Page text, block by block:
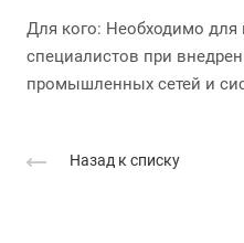
Для кого: Необходимо
специалистов при
промышленных сетей и
Назад к списку